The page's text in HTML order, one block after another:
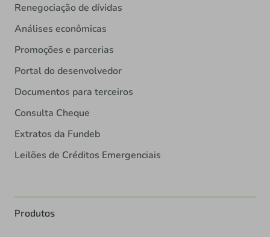
Renegociação de dívidas
Análises econômicas
Promoções e parcerias
Portal do desenvolvedor
Documentos para terceiros
Consulta Cheque
Extratos da Fundeb
Leilões de Créditos Emergenciais
Produtos